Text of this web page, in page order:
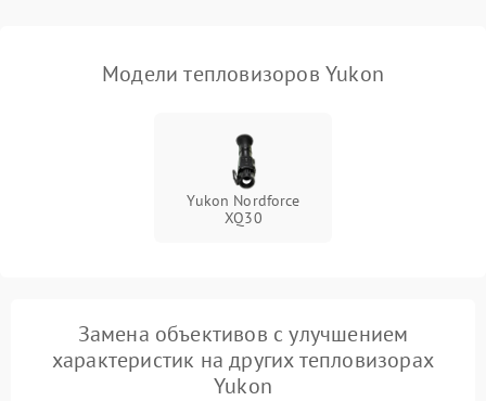
Модели тепловизоров Yukon
Yukon Nordforce
XQ30
Замена объективов с улучшением
характеристик на других тепловизорах
Yukon